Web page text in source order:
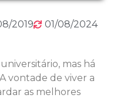
2019
01/08/2024
mas há
vontade de viver a
as melhores